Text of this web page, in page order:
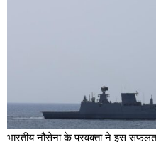
भारतीय नौसेना के प्रवक्ता ने इस